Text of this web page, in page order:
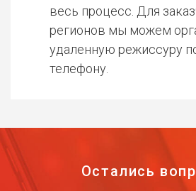
весь процесс. Для
регионов мы можем
удаленную режиссуру
телефону.
Остались